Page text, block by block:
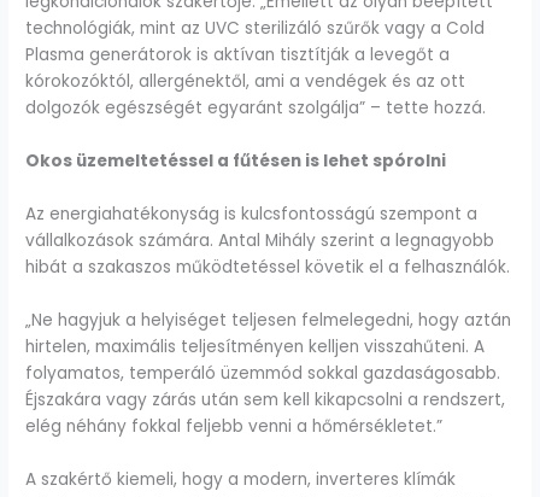
technológiák, mint az UVC sterilizáló szűrők vagy a Cold
Plasma generátorok is aktívan tisztítják a levegőt a
kórokozóktól, allergénektől, ami a vendégek és az ott
dolgozók egészségét egyaránt szolgálja” – tette hozzá.
Okos üzemeltetéssel a fűtésen is lehet spórolni
Az energiahatékonyság is kulcsfontosságú szempont a
vállalkozások számára. Antal Mihály szerint a legnagyobb
hibát a szakaszos működtetéssel követik el a felhasználók.
„Ne hagyjuk a helyiséget teljesen felmelegedni, hogy aztán
hirtelen, maximális teljesítményen kelljen visszahűteni. A
folyamatos, temperáló üzemmód sokkal gazdaságosabb.
Éjszakára vagy zárás után sem kell kikapcsolni a rendszert,
elég néhány fokkal feljebb venni a hőmérsékletet.”
A szakértő kiemeli, hogy a modern, inverteres klímák